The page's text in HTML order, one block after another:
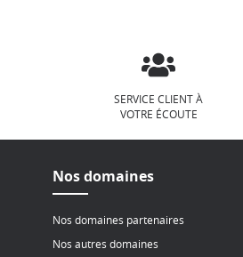
SERVICE CLIENT À
VOTRE ÉCOUTE
Nos domaines
Nos domaines partenaires
Nos autres domaines